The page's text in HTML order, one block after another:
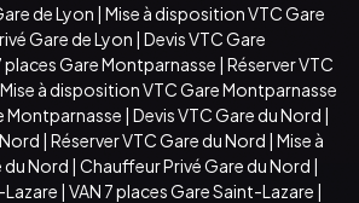
de Lyon | Mise à disposition VTC Gare
Gare de Lyon | Devis VTC Gare
places Gare Montparnasse | Réserver VTC
Mise à disposition VTC Gare Montparnasse
Montparnasse | Devis VTC Gare du Nord |
| Réserver VTC Gare du Nord | Mise à
du Nord | Chauffeur Privé Gare du Nord |
Lazare | VAN 7 places Gare Saint-Lazare |